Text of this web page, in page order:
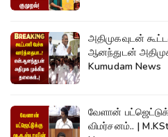
அதிமுகவுடன்
ஆனந்துடன்
Kumudam News
வேளான்
விமர்சனம்.. | M.KStalin